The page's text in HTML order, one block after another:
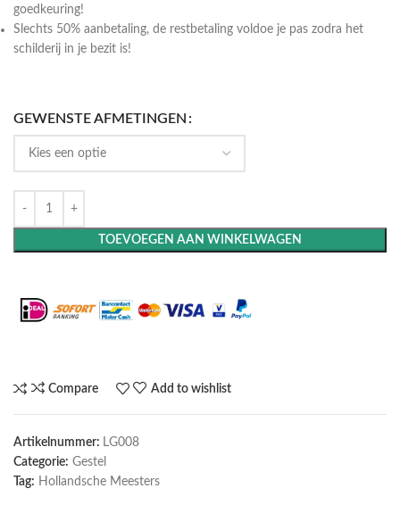
goedkeuring!
Slechts 50% aanbetaling, de restbetaling voldoe je pas zodra het
schilderij in je bezit is!
GEWENSTE AFMETINGEN
TOEVOEGEN AAN WINKELWAGEN
Compare Add to wishlist
Artikelnummer: LG008
Categorie: Gestel
Tag: Hollandsche Meesters